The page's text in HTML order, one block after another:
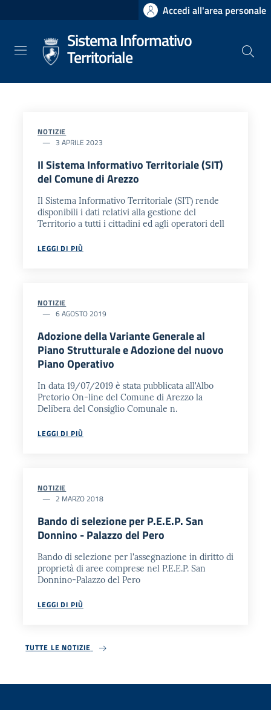
al
principale
Accedi all'area personale
Sistema Informativo
Territoriale
NOTIZIE
3 APRILE 2023
Il Sistema Informativo Territoriale (SIT)
del Comune di Arezzo
Il Sistema Informativo Territoriale (SIT) rende
disponibili i dati relativi alla gestione del
Territorio a tutti i cittadini ed agli operatori dell
LEGGI DI PIÙ
NOTIZIE
6 AGOSTO 2019
Adozione della Variante Generale al
Piano Strutturale e Adozione del nuovo
Piano Operativo
In data 19/07/2019 è stata pubblicata all'Albo
Pretorio On-line del Comune di Arezzo la
Delibera del Consiglio Comunale n.
LEGGI DI PIÙ
NOTIZIE
2 MARZO 2018
Bando di selezione per P.E.E.P. San
Donnino - Palazzo del Pero
Bando di selezione per l'assegnazione in diritto di
proprietà di aree comprese nel P.E.E.P. San
Donnino-Palazzo del Pero
LEGGI DI PIÙ
TUTTE LE NOTIZIE